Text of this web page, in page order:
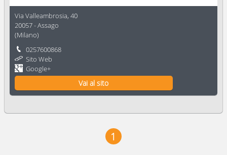
Via Valleambrosia, 40
20057-Assago
(Milano)
0257600868
Sito Web
Google+
Vai al sito
1